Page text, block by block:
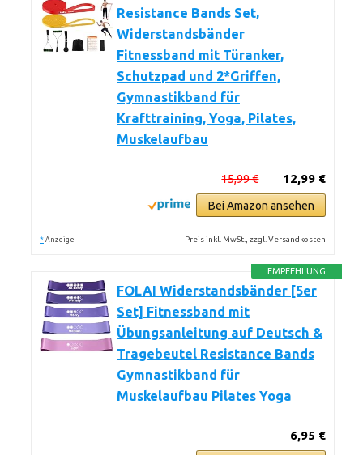
Resistance Bands Set,
Widerstandsbänder
Fitnessband mit Türanker,
Schutzpad und 2*Griffen,
Gymnastikband für
Krafttraining, Yoga, Pilates,
Muskelaufbau
12,99 €
15,99 €
Bei Amazon ansehen
* Anzeige Preis inkl. MwSt., zzgl. Versandkosten
EMPFEHLUNG
FOLAI Widerstandsbänder [5er
Set] Fitnessband mit
Übungsanleitung auf Deutsch &
Tragebeutel Resistance Bands
Gymnastikband für
Muskelaufbau Pilates Yoga
6,95 €